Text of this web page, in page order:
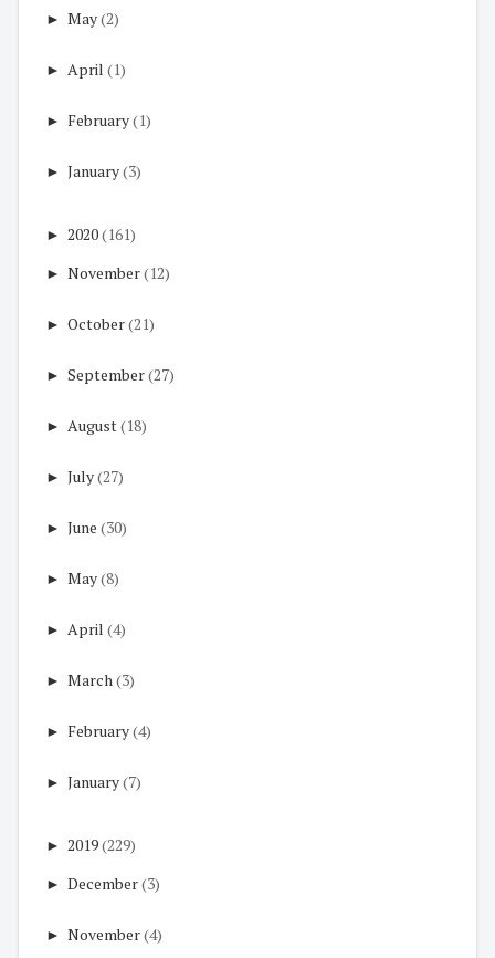
► May(2)
► April (1)
► February(1)
► January(3)
► 2020(161)
► November(12)
► October(21)
► September(27)
► August(18)
► July(27)
► June (30)
► May(8)
► April (4)
► March(3)
► February(4)
► January(7)
► 2019(229)
► December(3)
► November(4)